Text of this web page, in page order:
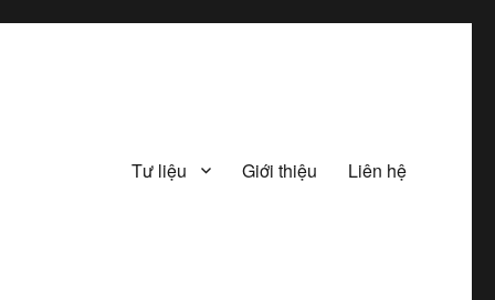
Tư liệu Giới thiệu Liên hệ